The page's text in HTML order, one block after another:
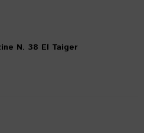
N. 38 El Taiger